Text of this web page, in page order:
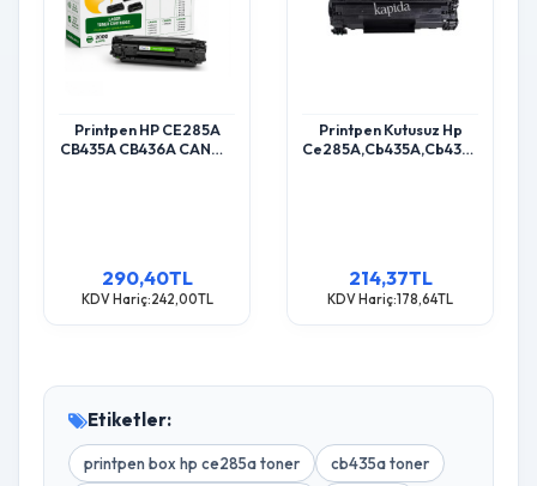
Printpen HP CE285A
CB435A CB436A CANON
290,40TL
KDV Hariç:242,00TL
Printpen Kutusuz Hp
Ce285A,Cb435A,Cb436A
214,37TL
KDV Hariç:178,64TL
Etiketler:
printpen box hp ce285a toner
cb435a toner